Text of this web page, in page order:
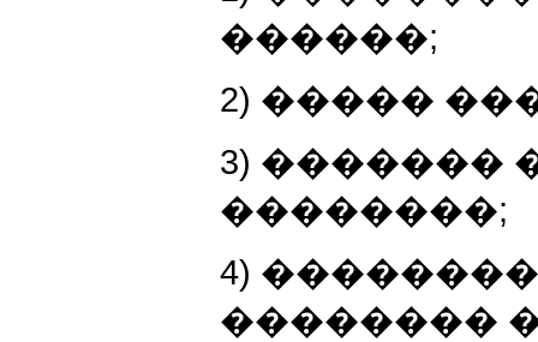
������;
2) �����
3) �������
��������;
4)
��������